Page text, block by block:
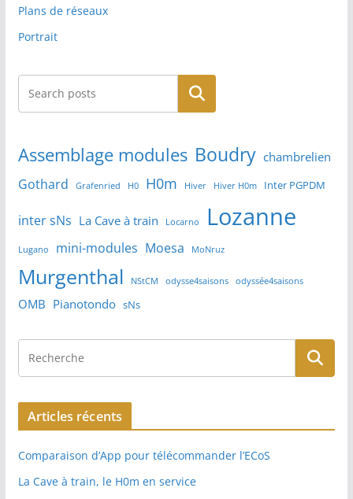
Plans de réseaux
Portrait
Rechercher
Assemblage modules Boudry chambrelien
Gothard Grafenried H0 H0m Hiver Hiver H0m Inter PGPDM
inter sNs La Cave à train Locarno Lozanne
Lugano mini-modules Moesa MoNruz
Murgenthal NStCM odysse4saisons odyssée4saisons
OMB Pianotondo sNs
Articles récents
Comparaison d’App pour télécommander l’ECoS
La Cave à train, le H0m en service